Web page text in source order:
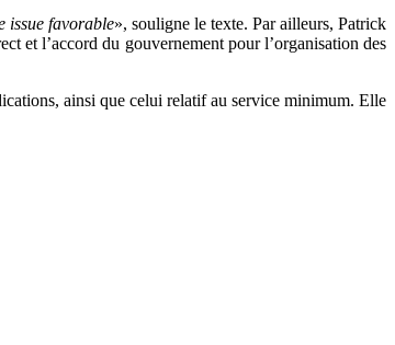
issue favorable», souligne le texte. Par ailleurs, Patrick
et l’accord du gouvernement pour l’organisation des
ainsi que celui relatif au service minimum. Elle